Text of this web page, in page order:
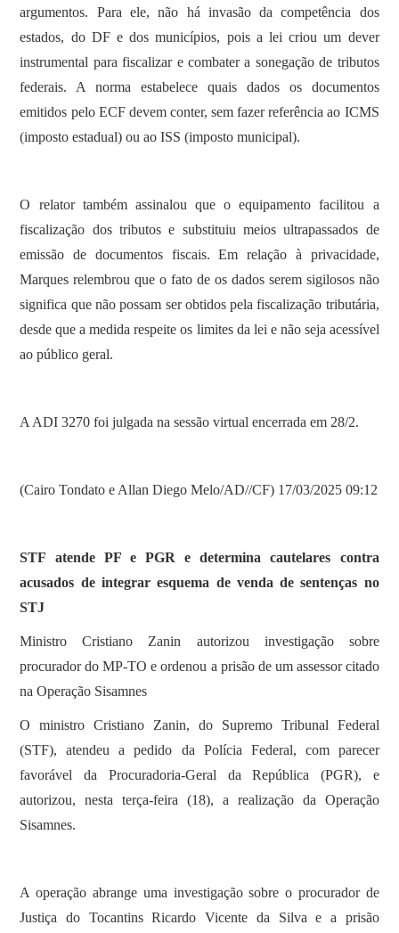
argumentos. Para ele, não há invasão da competência dos
estados, do DF e dos municípios, pois a lei criou um dever
instrumental para fiscalizar e combater a sonegação de tributos
federais. A norma estabelece quais dados os documentos
emitidos pelo ECF devem conter, sem fazer referência ao ICMS
(imposto estadual) ou ao ISS (imposto municipal).
O relator também assinalou que o equipamento facilitou a
fiscalização dos tributos e substituiu meios ultrapassados de
emissão de documentos fiscais. Em relação à privacidade,
Marques relembrou que o fato de os dados serem sigilosos não
significa que não possam ser obtidos pela fiscalização tributária,
desde que a medida respeite os limites da lei e não seja acessível
ao público geral.
A ADI 3270 foi julgada na sessão virtual encerrada em 28/2.
(Cairo Tondato e Allan Diego Melo/AD//CF) 17/03/2025 09:12
STF atende PF e PGR e determina cautelares contra
acusados de integrar esquema de venda de sentenças no
STJ
Ministro Cristiano Zanin autorizou investigação sobre
procurador do MP-TO e ordenou a prisão de um assessor citado
na Operação Sisamnes
O ministro Cristiano Zanin, do Supremo Tribunal Federal
(STF), atendeu a pedido da Polícia Federal, com parecer
favorável da Procuradoria-Geral da República (PGR), e
autorizou, nesta terça-feira (18), a realização da Operação
Sisamnes.
A operação abrange uma investigação sobre o procurador de
Justiça do Tocantins Ricardo Vicente da Silva e a prisão